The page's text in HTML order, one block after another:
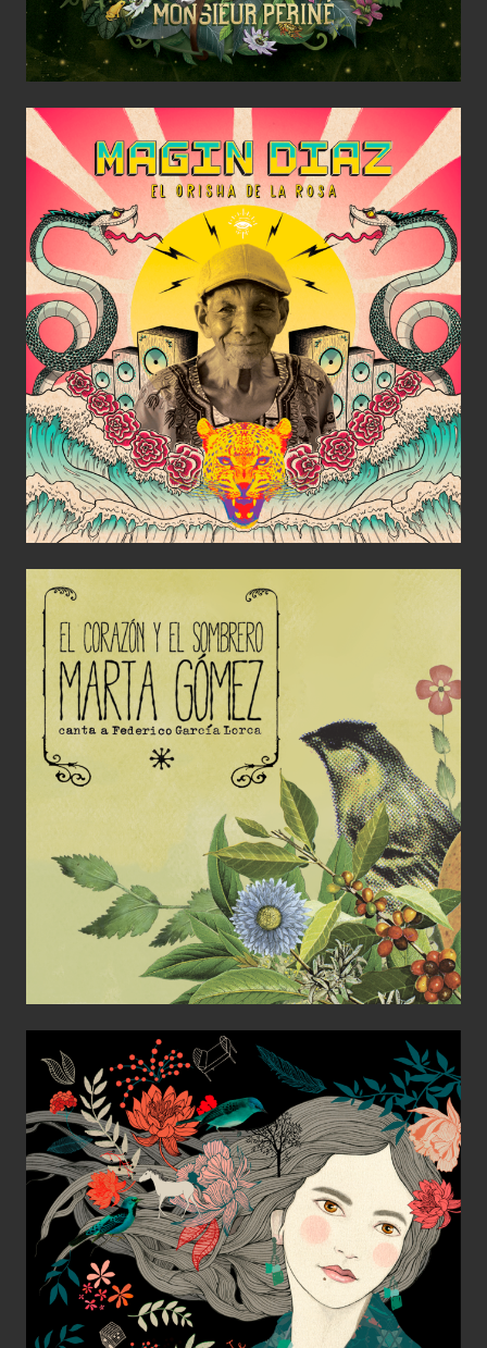
Magín Díaz el Orisha de la Rosa
El corazón y el sombrero
Este Instante